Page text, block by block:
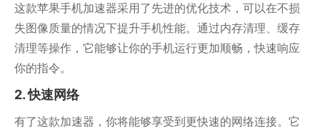
这款苹果手机加速器采用了先进的优化技术，可以在不损
失图像质量的情况下提升手机性能。通过内存清理、缓存
清理等操作，它能够让你的手机运行更加顺畅，快速响应
你的指令。
2. 快速网络
有了这款加速器，你将能够享受到更快速的网络连接。它